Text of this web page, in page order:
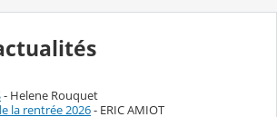
- Helene Rouquet
la rentrée 2026- ERIC AMIOT